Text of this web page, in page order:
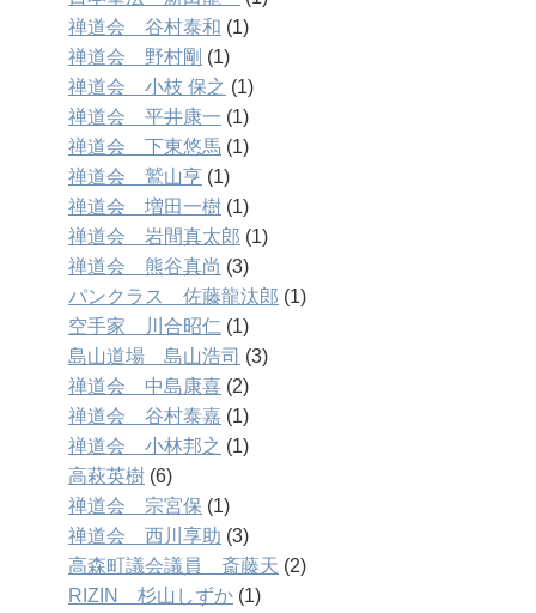
禅道会 谷村泰和 (1)
禅道会 野村剛 (1)
禅道会 小枝 保之 (1)
禅道会 平井康一 (1)
禅道会 下東悠馬 (1)
禅道会 鷲山亨 (1)
禅道会 増田一樹 (1)
禅道会 岩間真太郎 (1)
禅道会 熊谷真尚 (3)
パンクラス 佐藤龍汰郎 (1)
空手家 川合昭仁 (1)
島山道場 島山浩司 (3)
禅道会 中島康喜 (2)
禅道会 谷村泰嘉 (1)
禅道会 小林邦之 (1)
高萩英樹 (6)
禅道会 宗宮保 (1)
禅道会 西川享助 (3)
高森町議会議員 斎藤天 (2)
RIZIN 杉山しずか (1)